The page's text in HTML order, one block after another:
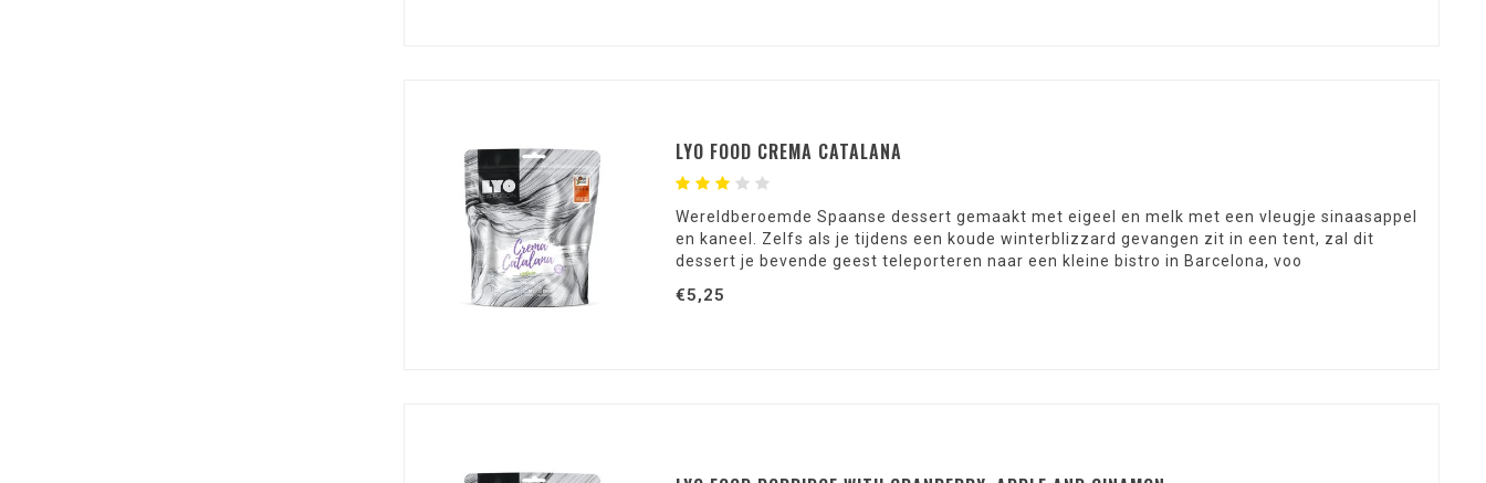
LYO FOOD CREMA CATALANA
Wereldberoemde Spaanse dessert gemaakt met eigeel en melk met een vleugje sinaasappel
en kaneel. Zelfs als je tijdens een koude winterblizzard gevangen zit in een tent, zal dit
dessert je bevende geest teleporteren naar een kleine bistro in Barcelona, voo
€5,25